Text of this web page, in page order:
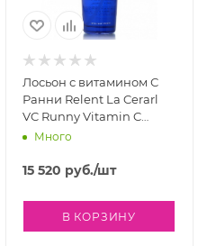
и способствует
жира, регулирует
красителей,
Лосьон с витамином С
Ранни Relent La Cerarl
VC Runny Vitamin C
Lotion, 100 мл
Много
15 520 руб./шт
В КОРЗИНУ